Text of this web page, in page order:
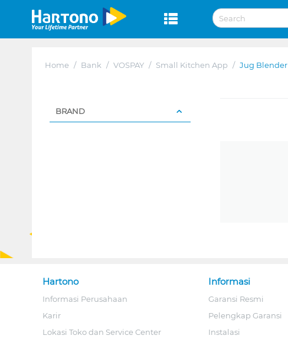
Home / Bank / VOSPAY / Small Kitchen App / Jug Blender
BRAND
Hartono
Informasi Perusahaan
Karir
Lokasi Toko dan Service Center
Informasi
Garansi Resmi
Pelengkap Garansi
Instalasi